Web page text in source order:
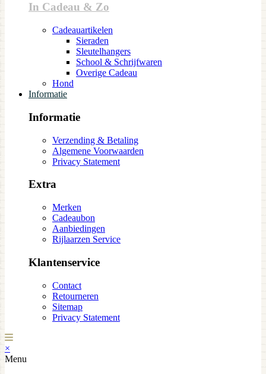
In Cadeau & Zo
Cadeauartikelen
Sieraden
Sleutelhangers
School & Schrijfwaren
Overige Cadeau
Hond
Informatie
Informatie
Verzending & Betaling
Algemene Voorwaarden
Privacy Statement
Extra
Merken
Cadeaubon
Aanbiedingen
Rijlaarzen Service
Klantenservice
Contact
Retourneren
Sitemap
Privacy Statement
×
Menu